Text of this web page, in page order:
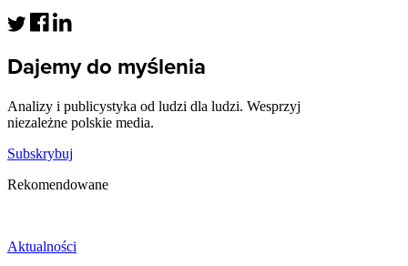
Dajemy do myślenia
Analizy i publicystyka od ludzi dla ludzi. Wesprzyj
niezależne polskie media.
Subskrybuj
Rekomendowane
Aktualności